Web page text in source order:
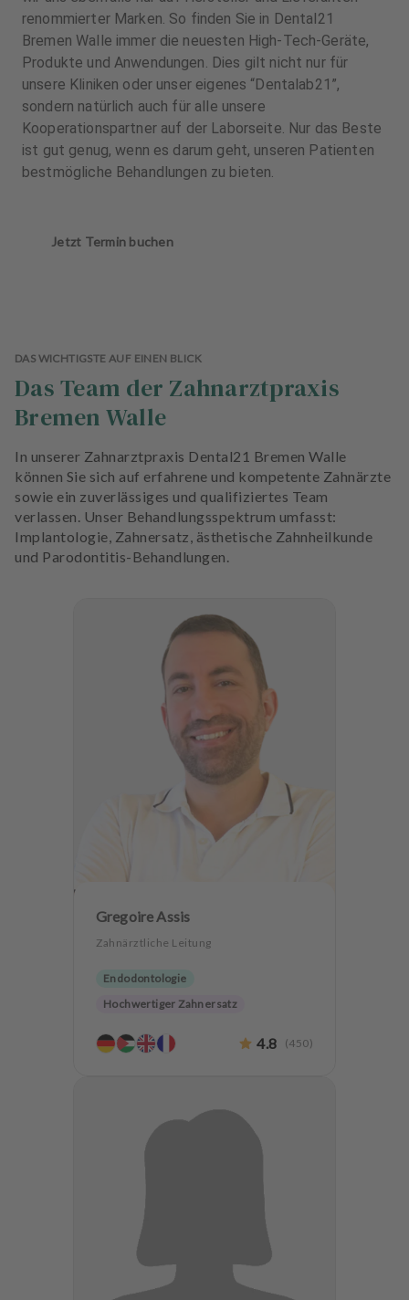
renommierter Marken. So finden Sie in Dental21
Bremen Walle immer die neuesten High-Tech-Geräte,
Produkte und Anwendungen. Dies gilt nicht nur für
unsere Kliniken oder unser eigenes “Dentalab21”,
sondern natürlich auch für alle unsere
Kooperationspartner auf der Laborseite. Nur das Beste
ist gut genug, wenn es darum geht, unseren Patienten
bestmögliche Behandlungen zu bieten.
Jetzt Termin buchen
DAS WICHTIGSTE AUF EINEN BLICK
Das Team der Zahnarztpraxis
Bremen Walle
In unserer Zahnarztpraxis Dental21 Bremen Walle
können Sie sich auf erfahrene und kompetente Zahnärzte
sowie ein zuverlässiges und qualifiziertes Team
verlassen. Unser Behandlungsspektrum umfasst:
Implantologie, Zahnersatz, ästhetische Zahnheilkunde
und Parodontitis-Behandlungen.
Gregoire Assis
Zahnärztliche Leitung
Endodontologie
Hochwertiger Zahnersatz
4.8 (450)